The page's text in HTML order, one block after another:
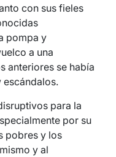
con sus fieles
pompa y
a una
anteriores se había
para la
por su
pobres y los
y al